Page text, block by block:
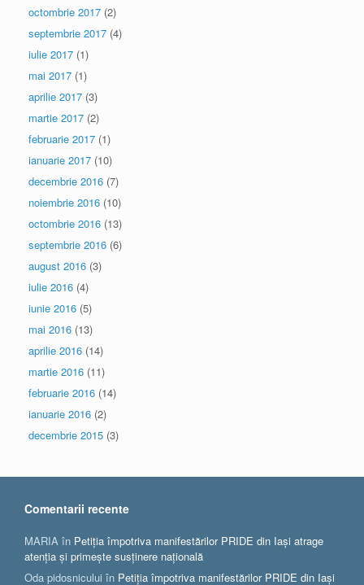
octombrie 2017 (2)
septembrie 2017 (4)
iulie 2017 (1)
mai 2017 (1)
aprilie 2017 (3)
martie 2017 (2)
februarie 2017 (1)
ianuarie 2017 (10)
decembrie 2016 (7)
noiembrie 2016 (10)
octombrie 2016 (13)
septembrie 2016 (6)
august 2016 (3)
iulie 2016 (4)
iunie 2016 (5)
mai 2016 (13)
aprilie 2016 (14)
martie 2016 (11)
februarie 2016 (14)
ianuarie 2016 (2)
decembrie 2015 (3)
Comentarii recente
MARIA în Petiția împotriva manifestărilor PRIDE din Iași atrage
atenția și primește susținere națională
Oda pidosnicului în Petiția împotriva manifestărilor PRIDE din Iași